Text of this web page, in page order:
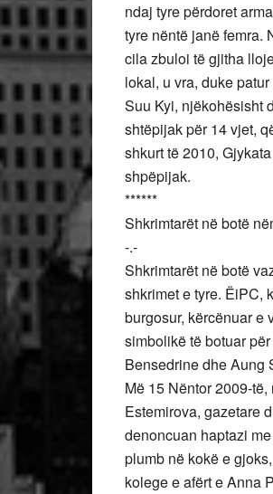
ndaj tyre përdoret
tyre nëntë janë femra.
cila zbuloi të gjitha
lokal, u vra, duke
Suu Kyi, njëkohësisht
shtëpijak për 14 vjet,
shkurt të 2010,
shpëpijak.
******
Shkrimtarët në botë
-.-
Shkrimtarët në botë
shkrimet e tyre. ËiPC,
burgosur, kërcënuar e
simbolikë të botuar
Bensedrine dhe Aung
Më 15 Nëntor 2009-
Estemirova, gazetare
denoncuan haptazi
plumb në kokë e
kolege e afërt e Anna